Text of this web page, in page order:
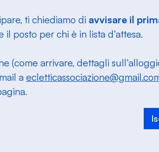
ti chiediamo di avvisare il
posto per chi è in lista d’attesa.
(come arrivare, dettagli
a